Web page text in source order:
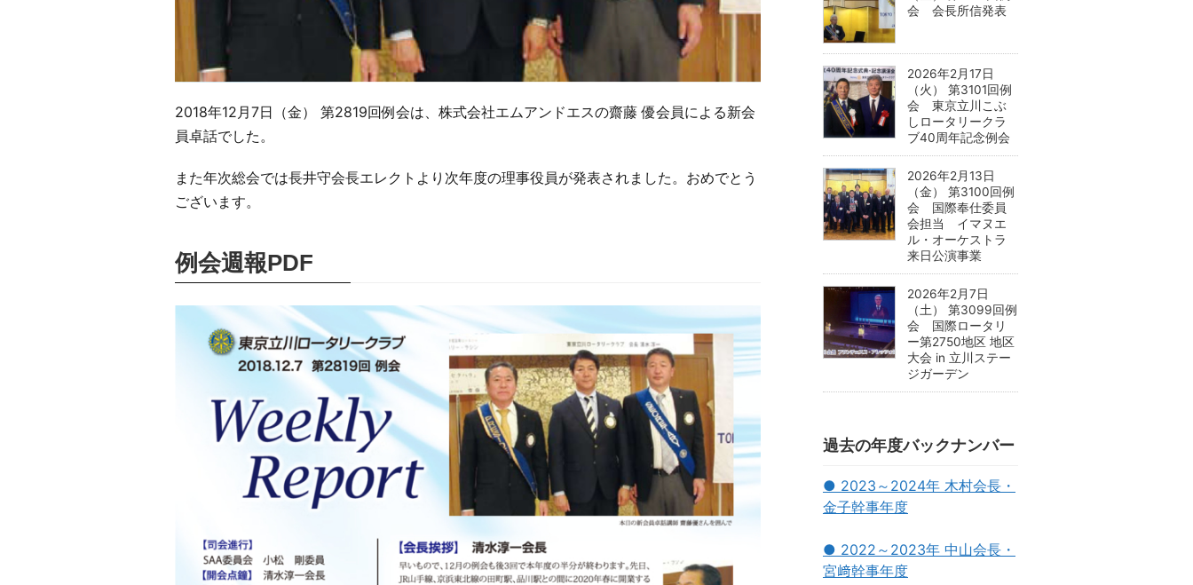
2018年12月7日（金） 第2819回例会は、株式会社エムアンドエスの齋藤 優会員による新会
員卓話でした。
また年次総会では長井守会長エレクトより次年度の理事役員が発表されました。おめでとう
ございます。
例会週報PDF
会 会長所信発表
2026年2月17日
（火） 第3101回例
会 東京立川こぶ
しロータリークラ
ブ40周年記念例会
2026年2月13日
（金） 第3100回例
会 国際奉仕委員
会担当 イマヌエ
ル・オーケストラ
来日公演事業
2026年2月7日
（土） 第3099回例
会 国際ロータリ
ー第2750地区 地区
大会 in 立川ステー
ジガーデン
過去の年度バックナンバー
● 2023～2024年 木村会長・
金子幹事年度
● 2022～2023年 中山会長・
宮﨑幹事年度